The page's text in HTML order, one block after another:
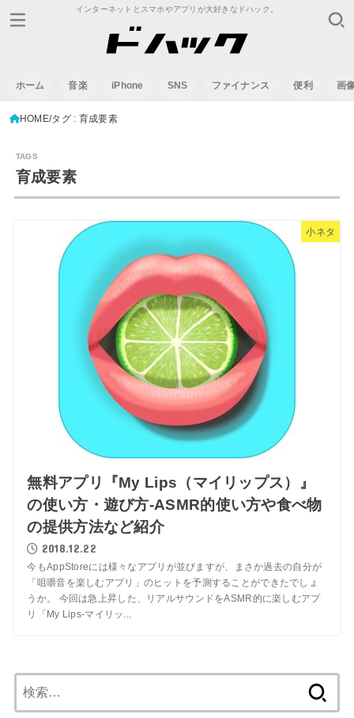
インターネットとスマホやアプリが大好きなドハック。
ホーム 音楽 iPhone SNS ファイナンス 便利 画
HOME タグ : 育成要素
育成要素
小ネタ
無料アプリ『My Lips（マイリップス）』
の使い方・遊び方-ASMR的使い方や食べ物
の提供方法など紹介
2018.12.22
今もAppStoreには様々なアプリが並びますが、まさか過去の自分が
「咀嚼音を楽しむアプリ」のヒットを予測することができたでしょ
うか。 今回は急上昇した、リアルサウンドをASMR的に楽しむアプ
リ「My Lips-マイリッ...
索: